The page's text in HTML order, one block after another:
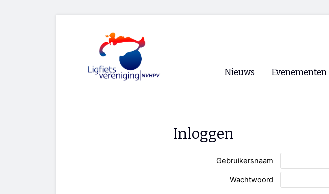
Nieuws Evenementen
Paastreffen
Inloggen
Gebruikersnaam
Wachtwoord